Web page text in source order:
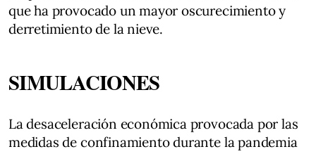
que ha provocado un mayor oscurecimiento y
derretimiento de la nieve.
SIMULACIONES
La desaceleración económica provocada por las
medidas de confinamiento durante la pandemia